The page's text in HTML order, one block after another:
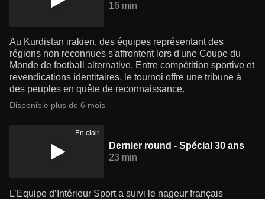
16 min
Au Kurdistan irakien, des équipes représentant des
régions non reconnues s'affrontent lors d'une Coupe du
Monde de football alternative. Entre compétition sportive et
revendications identitaires, le tournoi offre une tribune à
des peuples en quête de reconnaissance.
Disponible plus de 6 mois
En clair
Dernier round - Spécial 30 ans
23 min
L’Equipe d’Intérieur Sport a suivi le nageur français